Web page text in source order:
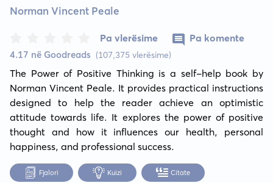
Norman Vincent Peale
4.17 në Goodreads (107,375 vlerësime)
Pa vlerësime Pa komente
The Power of Positive Thinking is a self-help book by
Norman Vincent Peale. It provides practical instructions
designed to help the reader achieve an optimistic
attitude towards life. It explores the power of positive
thought and how it influences our health, personal
happiness, and professional success.
Fjalori Kuizi Citate